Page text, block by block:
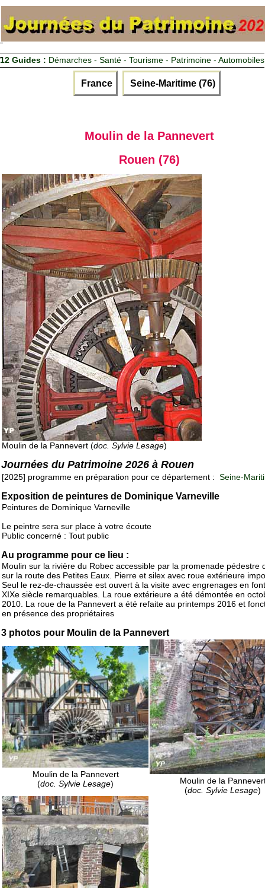
12 Guides : Démarches - Santé - Tourisme - Patrimoine - Automobiles
France Seine-Maritime (76)
Moulin de la Pannevert
Rouen (76)
Moulin de la Pannevert (doc. Sylvie Lesage)
Journées du Patrimoine 2026 à Rouen
[2025] programme en préparation pour ce département : Seine-
Exposition de peintures de Dominique Varneville
Peintures de Dominique Varneville
Le peintre sera sur place à votre écoute
Public concerné : Tout public
Au programme pour ce lieu :
Moulin sur la rivière du Robec accessible par la promenade pédestre
sur la route des Petites Eaux. Pierre et silex avec roue extérieure
Seul le rez-de-chaussée est ouvert à la visite avec engrenages en
XIXe siècle remarquables. La roue extérieure a été démontée en
2010. La roue de la Pannevert a été refaite au printemps 2016 et
en présence des propriétaires
3 photos pour Moulin de la Pannevert
Moulin de la Pannevert
(doc. Sylvie Lesage)
Moulin de la
(doc. Sylvie Lesage)